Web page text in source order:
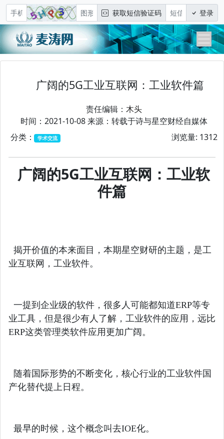
获取短信验证码 登录
广阔的5G工业互联网：工业软件篇
责任编辑： 木头
时间：2021-10-08 来源：转载于诗与星空财经自媒体
分类：学术交流 浏览量: 1312
广阔的5G工业互联网：工业软
件篇
揭开价值的本来面目，本期星空财研的主题，是工
业互联网，工业软件。
一提到企业级的软件，很多人可能都知道ERP等专
业工具，但是很少有人了解，工业软件的应用，远比
ERP这类管理类软件应用更加广阔。
随着国际形势的不断变化，核心行业的工业软件国
产化替代提上日程。
最早的时候，这个概念叫去IOE化。